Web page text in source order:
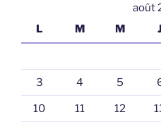
août
L
M M J
3 4 5
10 11 12